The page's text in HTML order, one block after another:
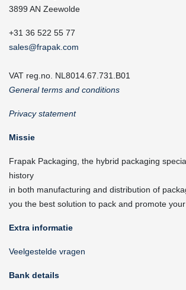
3899 AN Zeewolde
+31 36 522 55 77
sales@frapak.com
VAT reg.no. NL8014.67.731.B01
General terms and conditions
Privacy statement
Missie
Frapak Packaging, the hybrid packaging
history
in both manufacturing and distribution of
you the best solution to pack and promote your
Extra informatie
Veelgestelde vragen
Bank details